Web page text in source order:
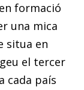
formació
una mica
situa en
el tercer
cada país